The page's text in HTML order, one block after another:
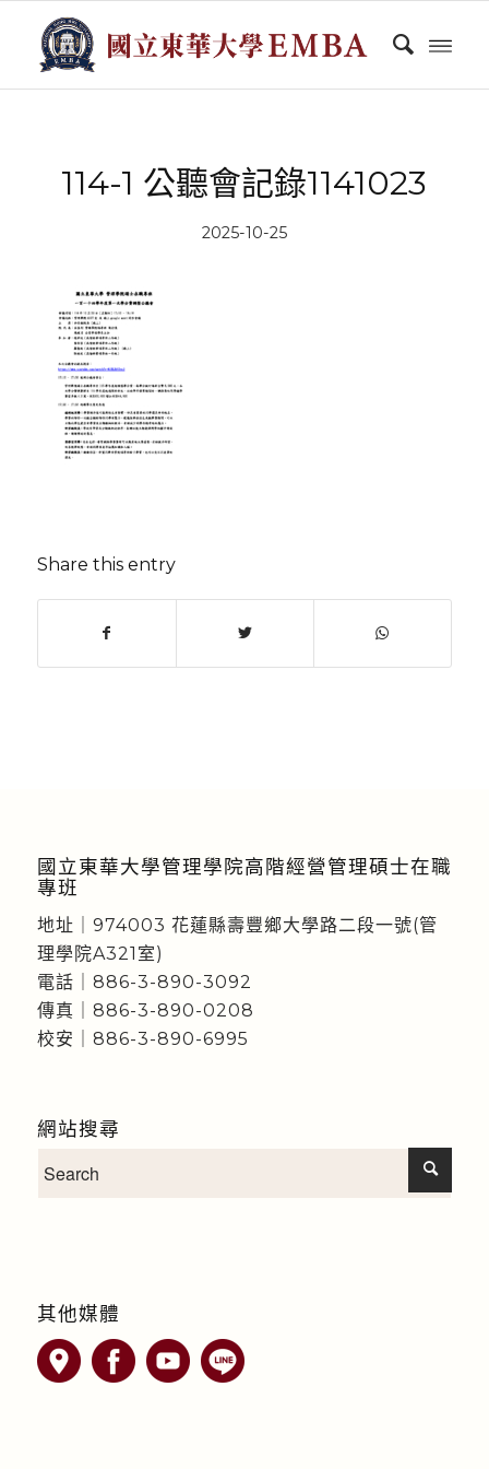
114-1 公聽會記錄1141023
2025-10-25
Share this entry
國立東華大學管理學院高階經營管理碩士在職
專班
地址｜974003 花蓮縣壽豐鄉大學路二段一號(管
理學院A321室)
電話｜886-3-890-3092
傳真｜886-3-890-0208
校安｜886-3-890-6995
網站搜尋
其他媒體